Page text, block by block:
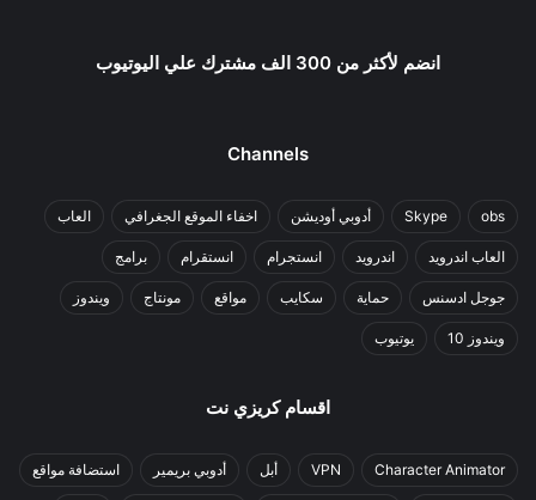
انضم لأكثر من 300 الف مشترك علي اليوتيوب
Channels
obs
Skype أدوبي أوديشن اخفاء الموقع الجغرافي العاب
العاب اندرويد اندرويد انستجرام انستقرام برامج
جوجل ادسنس حماية سكايب مواقع مونتاج ويندوز
ويندوز 10 يوتيوب
اقسام كريزي نت
Character Animator
VPN أبل أدوبي بريمير استضافة مواقع